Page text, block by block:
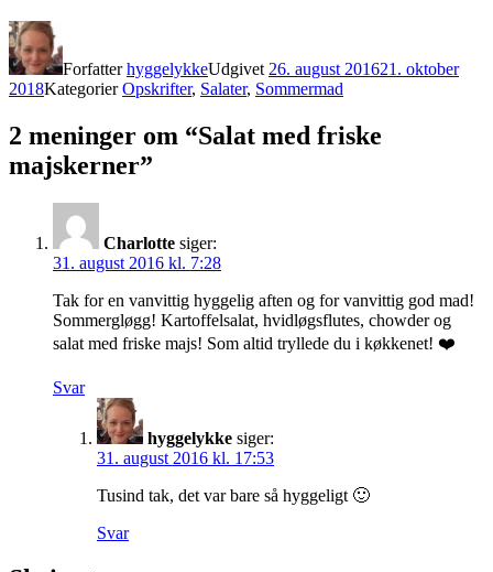
ForfatterhyggelykkeUdgivet 26. august 201621. oktober
2018KategorierOpskrifter, Salater, Sommermad
2 meninger om “Salat med friske
majskerner”
Charlotte siger:
31. august 2016 kl. 7:28
Tak for en vanvittig hyggelig aften og for vanvittig god mad!
Sommergløgg! Kartoffelsalat, hvidløgsflutes, chowder og
salat med friske majs! Som altid tryllede du i køkkenet! ❤️
Svar
hyggelykke siger:
31. august 2016 kl. 17:53
Tusind tak, det var bare så hyggeligt 🙂
Svar